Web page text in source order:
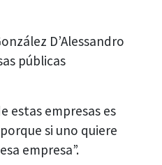
D’Alessandro
públicas
estas empresas es
si uno quiere
empresa”.